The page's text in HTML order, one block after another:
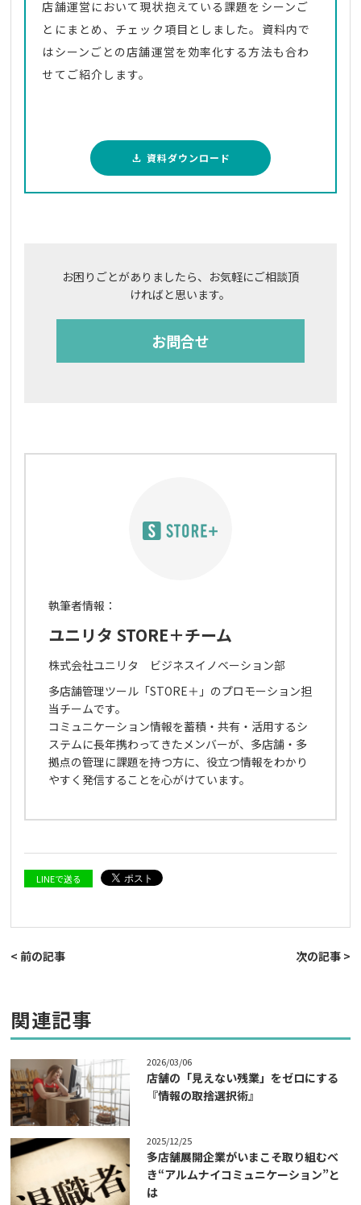
店舗運営において現状抱えている課題をシーンご
とにまとめ、チェック項目としました。資料内で
はシーンごとの店舗運営を効率化する方法も合わ
せてご紹介します。
資料ダウンロード
お困りごとがありましたら、お気軽にご相談頂
ければと思います。
お問合せ
執筆者情報：
ユニリタ STORE＋チーム
株式会社ユニリタ ビジネスイノベーション部
多店舗管理ツール「STORE＋」のプロモーション担
当チームです。
コミュニケーション情報を蓄積・共有・活用するシ
ステムに長年携わってきたメンバーが、多店舗・多
拠点の管理に課題を持つ方に、役立つ情報をわかり
やすく発信することを心がけています。
LINEで送る
< 前の記事 次の記事 >
関連記事
2026/03/06
店舗の「見えない残業」をゼロにする
『情報の取捨選択術』
2025/12/25
多店舗展開企業がいまこそ取り組むべ
き“アルムナイコミュニケーション”と
は